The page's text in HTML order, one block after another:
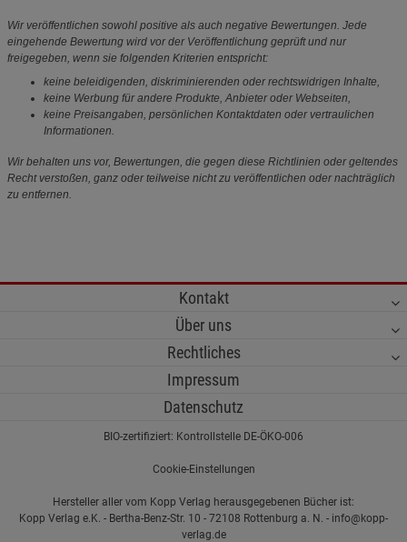
Wir veröffentlichen sowohl positive als auch negative Bewertungen. Jede
eingehende Bewertung wird vor der Veröffentlichung geprüft und nur
freigegeben, wenn sie folgenden Kriterien entspricht:
keine beleidigenden, diskriminierenden oder rechtswidrigen Inhalte,
keine Werbung für andere Produkte, Anbieter oder Webseiten,
keine Preisangaben, persönlichen Kontaktdaten oder vertraulichen
Informationen.
Wir behalten uns vor, Bewertungen, die gegen diese Richtlinien oder geltendes
Recht verstoßen, ganz oder teilweise nicht zu veröffentlichen oder nachträglich
zu entfernen.
Kontakt
Über uns
Rechtliches
Impressum
Datenschutz
BIO-zertifiziert: Kontrollstelle DE-ÖKO-006
Cookie-Einstellungen
Hersteller aller vom Kopp Verlag herausgegebenen Bücher ist:
Kopp Verlag e.K. - Bertha-Benz-Str. 10 - 72108 Rottenburg a. N. - info@kopp-
verlag.de